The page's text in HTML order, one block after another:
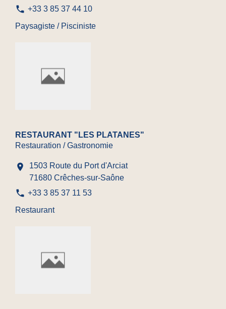
phone +33 3 85 37 44 10
Paysagiste / Pisciniste
RESTAURANT "LES PLATANES"
Restauration / Gastronomie
location_on
1503 Route du Port d'Arciat
71680 Crêches-sur-Saône
phone +33 3 85 37 11 53
Restaurant